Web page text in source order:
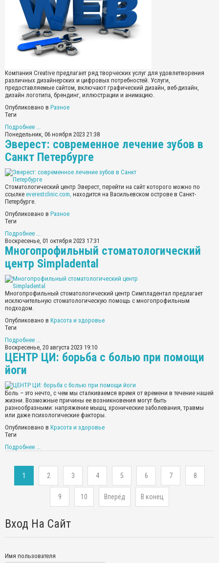
Компания Creative предлагает ряд творческих услуг для удовлетворения
различных дизайнерских и цифровых потребностей. Услуги,
предоставляемые сайтом, включают графический дизайн, веб-дизайн,
дизайн логотипа, брендинг, иллюстрации и анимацию.
Опубликовано в Разное
Теги
Подробнее ...
Понедельник, 06 ноября 2023 21:38
Эверест: современное лечение зубов в
Санкт Петербурге
Стоматологический центр Эверест, перейти на сайт которого можно по
ссылке everestclinic.com, находится на Васильевском острове в Санкт-
Петербурге.
Опубликовано в Разное
Теги
Подробнее ...
Воскресенье, 01 октября 2023 17:31
Многопрофильный стоматологический
центр Simpladental
Многопрофильный стоматологический центр Симпладентал предлагает
исключительную стоматологическую помощь с многопрофильным
подходом.
Опубликовано в Красота и здоровье
Теги
Подробнее ...
Воскресенье, 20 августа 2023 19:10
ЦЕНТР ЦИ: борьба с болью при помощи
йоги
Боль – это нечто, с чем мы сталкиваемся время от времени в течение нашей
жизни. Возможные причины ее возникновения могут быть
разнообразными: напряжение мышц, хронические заболевания, травмы
или даже психологические факторы.
Опубликовано в Красота и здоровье
Теги
Подробнее ...
1 2 3 4 5 6 7 8
9 10 Вперёд В конец
Вход На Сайт
Имя пользователя